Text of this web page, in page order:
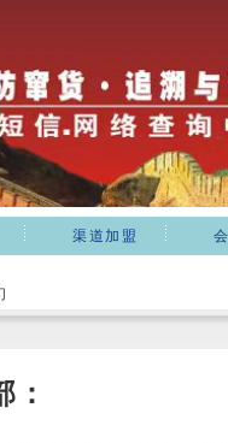
渠道加盟
：